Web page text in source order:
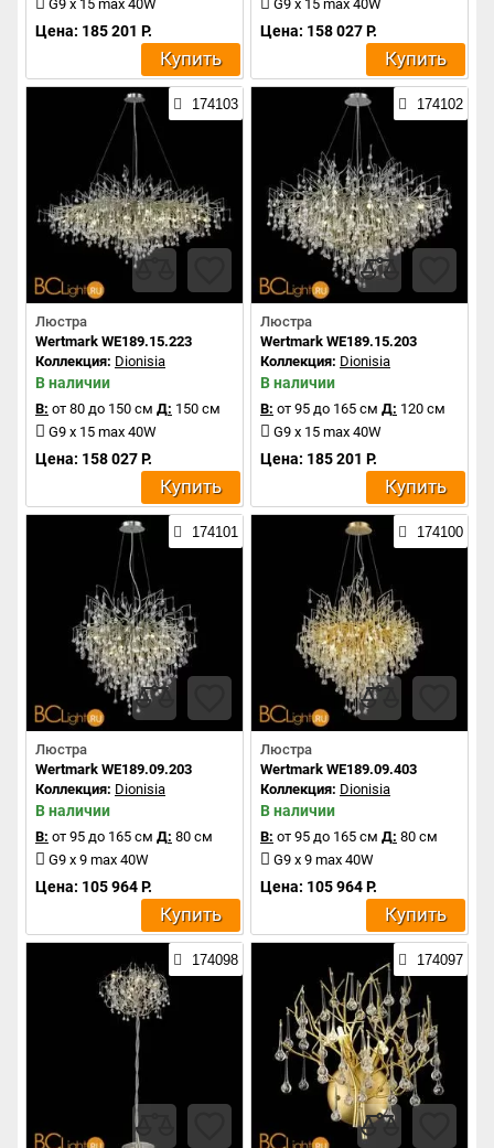
G9 x 15 max 40W
Цена: 185 201 Р.
Купить
G9 x 15 max 40W
Цена: 158 027 Р.
Купить
174103
Люстра
Wertmark WE189.15.223
Коллекция: Dionisia
В наличии
В: от 80 до 150 см Д: 150 см
G9 x 15 max 40W
Цена: 158 027 Р.
Купить
174102
Люстра
Wertmark WE189.15.203
Коллекция: Dionisia
В наличии
В: от 95 до 165 см Д: 120 см
G9 x 15 max 40W
Цена: 185 201 Р.
Купить
174101
Люстра
Wertmark WE189.09.203
Коллекция: Dionisia
В наличии
В: от 95 до 165 см Д: 80 см
G9 x 9 max 40W
Цена: 105 964 Р.
Купить
174100
Люстра
Wertmark WE189.09.403
Коллекция: Dionisia
В наличии
В: от 95 до 165 см Д: 80 см
G9 x 9 max 40W
Цена: 105 964 Р.
Купить
174098 174097